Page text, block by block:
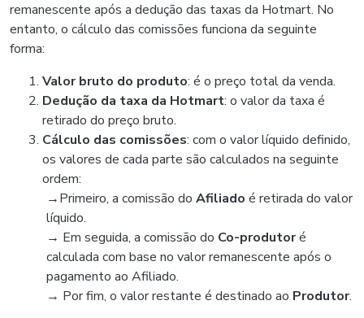
remanescente após a dedução das taxas da Hotmart. No
entanto, o cálculo das comissões funciona da seguinte
forma:
Valor bruto do produto: é o preço total da venda.
Dedução da taxa da Hotmart: o valor da taxa é
retirado do preço bruto.
Cálculo das comissões: com o valor líquido definido,
os valores de cada parte são calculados na seguinte
ordem:
→Primeiro, a comissão do Afiliado é retirada do valor
líquido.
→ Em seguida, a comissão do Co-produtoré
calculada com base no valor remanescente após o
pagamento ao Afiliado.
→ Por fim, o valor restante é destinado ao Produtor.